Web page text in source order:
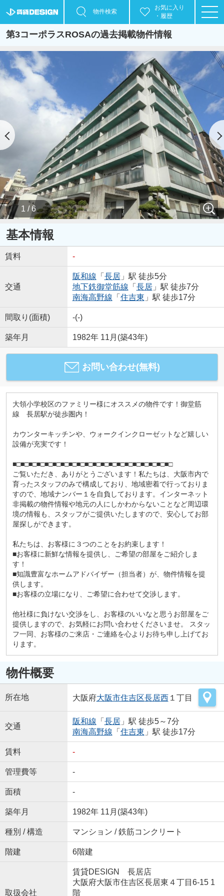
物件検索
お気に入り
・履歴
第3コーポラスROSAの過去掲載物件情報
1 / 6
基本情報
賃料 -
交通
阪和線 「 長居」駅 徒歩5分
地下鉄御堂筋線 「 長居」駅 徒歩7分
南海高野線 「 住吉東 」駅 徒歩17分
間取り(面積) -(-)
築年月 1982年 11月(築43年)
お問い合わせ(無料)
大領小学校区のファミリー様にオススメの物件です！御堂筋
線 長居駅が徒歩圏内！
カウンターキッチンや、ウォークインクローゼットなど嬉しい
設備が充実です！
■□■□■□■□■□■□■□■□■□■□■□■□■□■□■□■□■□■□■□■□
ご覧いただき、ありがとうございます！私たちは、大阪市内で
育ったスタッフのみで構成しており、地域密着で行っておりま
すので、地域ナンバー１を自負しております。インターネット
非掲載の物件情報や地元の人にしかわからないことなど周辺環
境の情報も、スタッフがご提供いたしますので、安心してお部
屋探しができます。
私たちは、お客様に３つのことをお約束します！
■お客様に新鮮な情報を提供し、ご希望の部屋をご紹介しま
す！
■知識豊富なホームアドバイザー（担当者）が、物件情報を提
供します。
■お客様の立場になり、ご希望に合わせて交渉します。
他社様に負けない交渉をし、お客様のいいなと思うお部屋をご
提供しますので、お気軽にお問い合わせくださいませ。 スタッ
フ一同、お客様のご来店・ご連絡を心よりお待ち申し上げてお
ります。
物件概要
所在地 大阪府大阪市住吉区長居西１丁目
交通
阪和線 「 長居」駅 徒歩5～7分
南海高野線 「 住吉東 」駅 徒歩17分
賃料 -
管理費等 -
面積 -
築年月 1982年 11月(築43年)
種別 / 構造 マンション / 鉄筋コンクリート
階建 6階建
取扱会社
賃貸DESIGN 長居店
大阪府大阪市住吉区長居東４丁目6-15 1
階